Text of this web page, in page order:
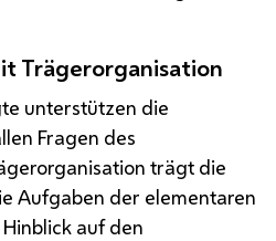
Trägerorganisation
unterstützen die
Fragen des
trägt die
Aufgaben der elementaren
auf den